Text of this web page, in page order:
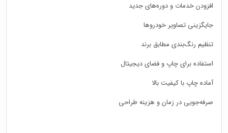
افزودن خدمات و دوره‌های جدید
جایگزینی تصاویر خودروها
تنظیم رنگ‌بندی مطابق برند
استفاده برای چاپ و فضای دیجیتال
آماده چاپ با کیفیت بالا
صرفه‌جویی در زمان و هزینه طراحی